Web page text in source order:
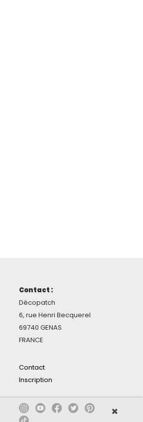
Contact :
Décopatch
6, rue Henri Becquerel
69740 GENAS
FRANCE
Contact
Inscription